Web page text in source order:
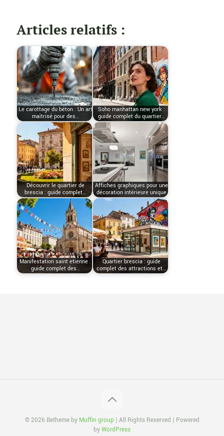
Articles relatifs :
Le carottage du béton : Un art
maîtrisé pour des…
Soho manhattan new york :
guide complet du quartier…
Découvrir le quartier de
brescia : guide complet…
Affiches graphiques pour une
décoration intérieure unique
Manifestation saint etienne :
guide complet des…
Quartier brescia : guide
complet des attractions et…
© 2026 Betheme by Muffin group | All Rights Reserved | Powered
byWordPress